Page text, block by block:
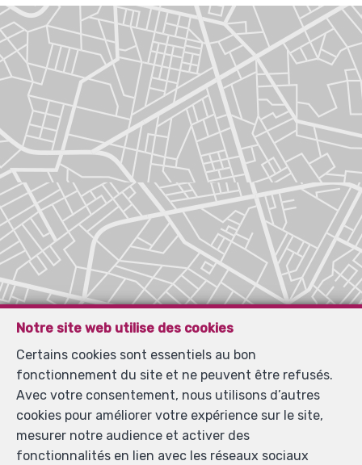
Notre site web utilise des cookies
Certains cookies sont essentiels au bon
fonctionnement du site et ne peuvent être refusés.
Avec votre consentement, nous utilisons d’autres
cookies pour améliorer votre expérience sur le site,
mesurer notre audience et activer des
fonctionnalités en lien avec les réseaux sociaux